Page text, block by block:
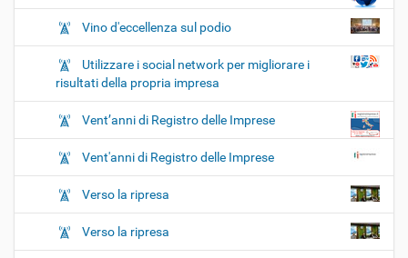
Vino d'eccellenza sul podio
Utilizzare i social network per migliorare i
risultati della propria impresa
Vent’anni di Registro delle Imprese
Vent'anni di Registro delle Imprese
Verso la ripresa
Verso la ripresa